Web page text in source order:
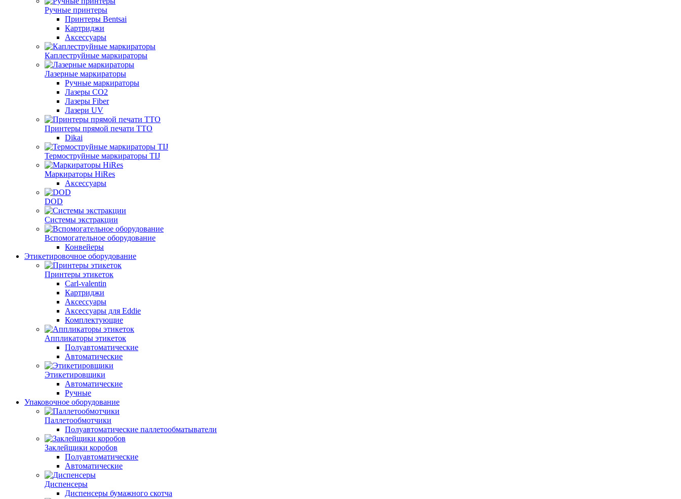
Ручные принтеры
Принтеры Bentsai
Картриджи
Аксессуары
Каплеструйные маркираторы
Лазерные маркираторы
Ручные маркираторы
Лазеры CO2
Лазеры Fiber
Лазери UV
Принтеры прямой печати TTO
Dikai
Термоструйные маркираторы TIJ
Маркираторы HiRes
Аксессуары
DOD
Системы экстракции
Вспомогательное оборудование
Конвейеры
Этикетировочное оборудование
Принтеры этикеток
Carl-valentin
Картриджи
Аксессуары
Аксессуары для Eddie
Комплектующие
Аппликаторы этикеток
Полуавтоматические
Автоматические
Этикетировщики
Автоматические
Ручные
Упаковочное оборудование
Паллетообмотчики
Полуавтоматические паллетообматыватели
Заклейщики коробов
Полуавтоматические
Автоматические
Диспенсеры
Диспенсеры бумажного скотча